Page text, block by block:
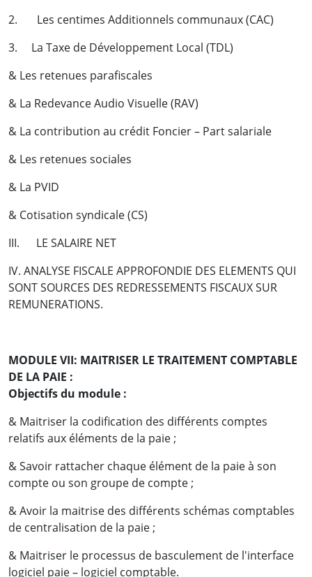
2. Les centimes Additionnels communaux (CAC)
3. La Taxe de Développement Local (TDL)
& Les retenues parafiscales
& La Redevance Audio Visuelle (RAV)
& La contribution au crédit Foncier – Part salariale
& Les retenues sociales
& La PVID
& Cotisation syndicale (CS)
III. LE SALAIRE NET
IV. ANALYSE FISCALE APPROFONDIE DES ELEMENTS QUI
SONT SOURCES DES REDRESSEMENTS FISCAUX SUR
REMUNERATIONS.
MODULE VII: MAITRISER LE TRAITEMENT COMPTABLE
DE LA PAIE :
Objectifs du module :
& Maitriser la codification des différents comptes
relatifs aux éléments de la paie ;
& Savoir rattacher chaque élément de la paie à son
compte ou son groupe de compte ;
& Avoir la maitrise des différents schémas comptables
de centralisation de la paie ;
& Maitriser le processus de basculement de l'interface
logiciel paie – logiciel comptable.